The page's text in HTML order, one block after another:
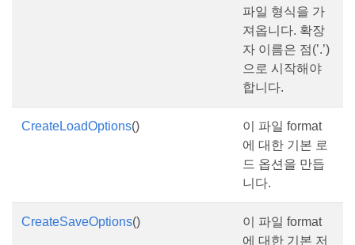
파일 형식을 가
져옵니다. 확장
자 이름은 점(’.’)
으로 시작해야
합니다.
CreateLoadOptions()
이 파일 format
에 대한 기본 로
드 옵션을 만듭
니다.
CreateSaveOptions()
이 파일 format
에 대한 기본 저